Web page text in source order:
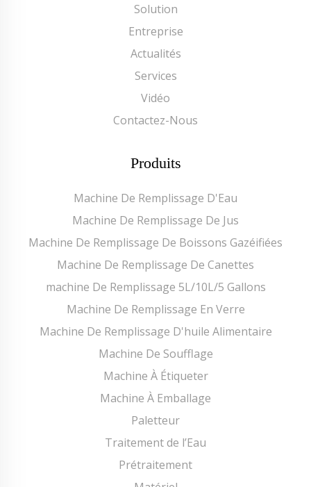
Solution
Entreprise
Actualités
Services
Vidéo
Contactez-Nous
Produits
Machine De Remplissage D'Eau
Machine De Remplissage De Jus
Machine De Remplissage De Boissons Gazéifiées
Machine De Remplissage De Canettes
machine De Remplissage 5L/10L/5 Gallons
Machine De Remplissage En Verre
Machine De Remplissage D'huile Alimentaire
Machine De Soufflage
Machine À Étiqueter
Machine À Emballage
Paletteur
Traitement de l’Eau
Prétraitement